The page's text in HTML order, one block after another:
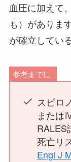
血圧に加えて
も）がありま
が確立してい
参考までに
スピロ
または
RALES
死亡リ
Engl J